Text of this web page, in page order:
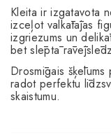
Kleita ir izgatavota
izceļot valkātājas
izgriezums un
bet slēptā
Drosmīgais
radot perfektu
skaistumu.